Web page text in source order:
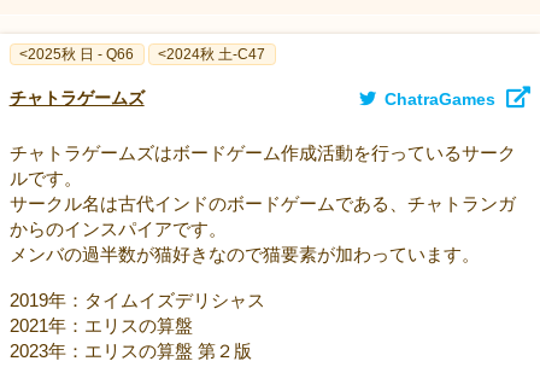
<2025秋 日 - Q66 <2024秋 土-C47
チャトラゲームズ ChatraGames
チャトラゲームズはボードゲーム作成活動を行っているサーク
ルです。
サークル名は古代インドのボードゲームである、チャトランガ
からのインスパイアです。
メンバの過半数が猫好きなので猫要素が加わっています。
2019年：タイムイズデリシャス
2021年：エリスの算盤
2023年：エリスの算盤 第２版